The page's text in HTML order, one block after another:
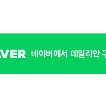
네이버에서 데일리안